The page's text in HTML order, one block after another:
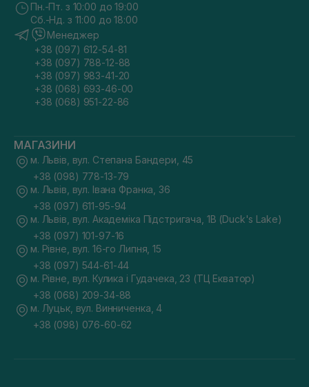
Пн.-Пт. з 10:00 до 19:00
Сб.-Нд. з 11:00 до 18:00
Менеджер
+38 (097) 612-54-81
+38 (097) 788-12-88
+38 (097) 983-41-20
+38 (068) 693-46-00
+38 (068) 951-22-86
МАГАЗИНИ
м. Львів, вул. Степана Бандери, 45
+38 (098) 778-13-79
м. Львів, вул. Івана Франка, 36
+38 (097) 611-95-94
м. Львів, вул. Академіка Підстригача, 1В (Duck's Lake)
+38 (097) 101-97-16
м. Рівне, вул. 16-го Липня, 15
+38 (097) 544-61-44
м. Рівне, вул. Кулика і Гудачека, 23 (ТЦ Екватор)
+38 (068) 209-34-88
м. Луцьк, вул. Винниченка, 4
+38 (098) 076-60-62